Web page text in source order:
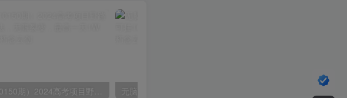
（10150期）2024高考项目野路子玩法，无限裂变，最高一天1W＋！